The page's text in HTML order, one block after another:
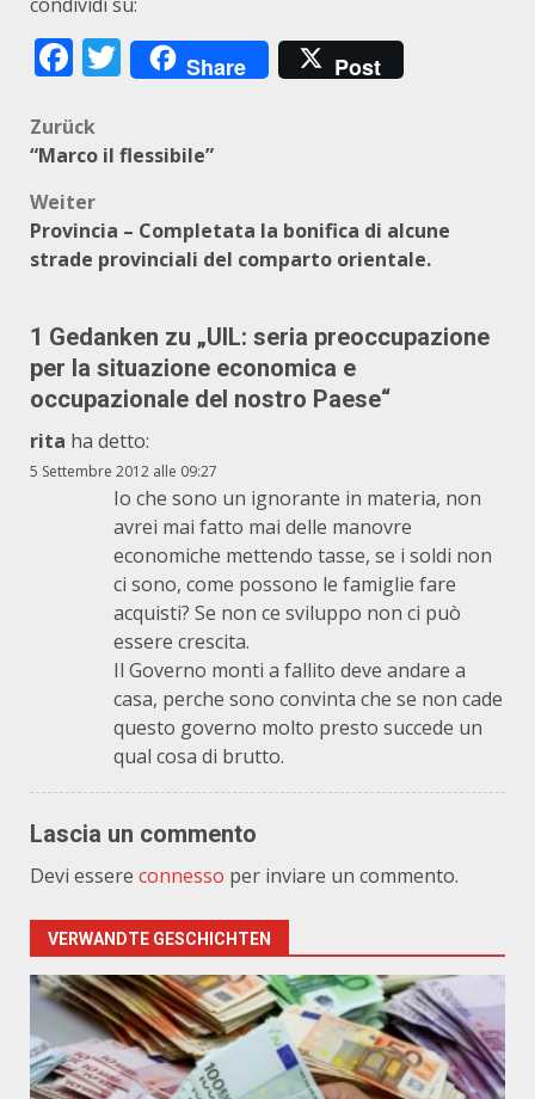
Facebook
Twitter
Share Post
Beitragsnavigation
Zurück
“Marco il flessibile”
Weiter
Provincia – Completata la bonifica di alcune
strade provinciali del comparto orientale.
1 Gedanken zu „UIL: seria preoccupazione
per la situazione economica e
occupazionale del nostro Paese“
rita ha detto:
5 Settembre 2012 alle 09:27
Io che sono un ignorante in materia, non
avrei mai fatto mai delle manovre
economiche mettendo tasse, se i soldi non
ci sono, come possono le famiglie fare
acquisti? Se non ce sviluppo non ci può
essere crescita.
Il Governo monti a fallito deve andare a
casa, perche sono convinta che se non cade
questo governo molto presto succede un
qual cosa di brutto.
Lascia un commento
Devi essere connesso per inviare un commento.
VERWANDTE GESCHICHTEN